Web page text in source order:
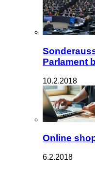
Parlament
10.2.2018
Online
6.2.2018